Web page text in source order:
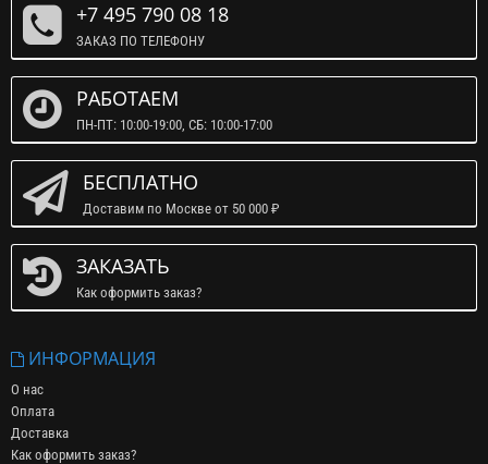
+7 495 790 08 18
ЗАКАЗ ПО ТЕЛЕФОНУ
РАБОТАЕМ
ПН-ПТ: 10:00-19:00, СБ: 10:00-17:00
БЕСПЛАТНО
Доставим по Москве от 50 000 ₽
ЗАКАЗАТЬ
Как оформить заказ?
ИНФОРМАЦИЯ
О нас
Оплата
Доставка
Как оформить заказ?